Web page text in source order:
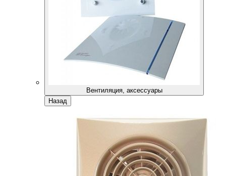
Вентиляция, аксессуары
Назад